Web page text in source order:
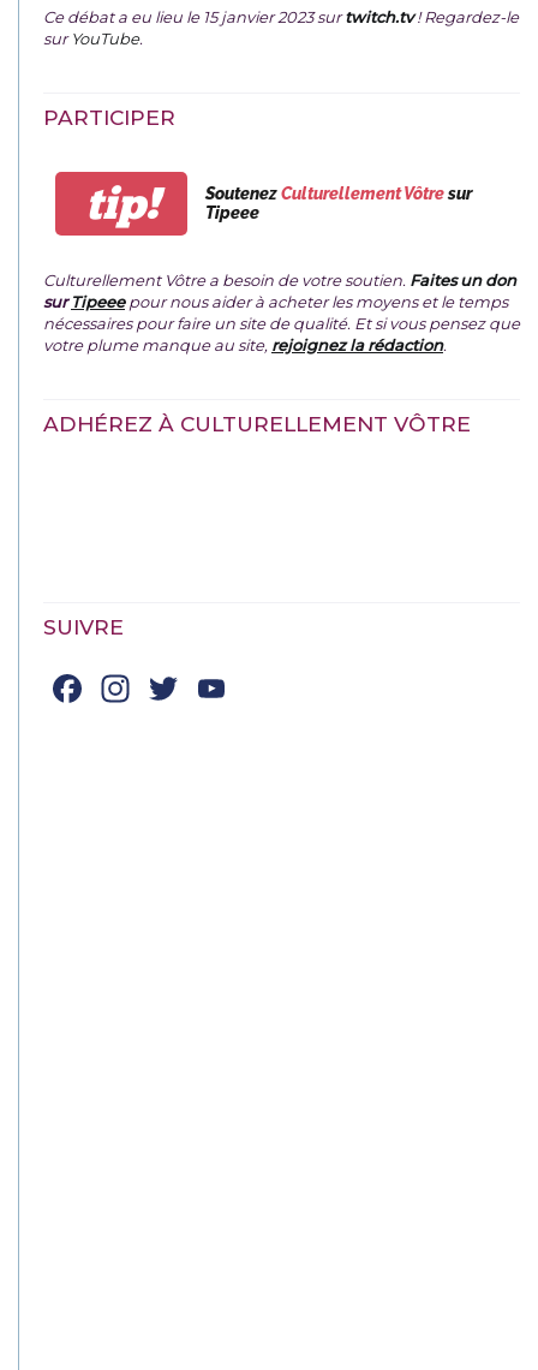
Ce débat a eu lieu le 15 janvier 2023 surtwitch.tv ! Regardez-le
surYouTube.
PARTICIPER
tip! SoutenezCulturellement Vôtresur
Tipeee
Culturellement Vôtre a besoin de votre soutien. Faites un don
surTipeeepour nous aider à acheter les moyens et le temps
nécessaires pour faire un site de qualité. Et si vous pensez que
votre plume manque au site, rejoignez la rédaction.
ADHÉREZ À CULTURELLEMENT VÔTRE
SUIVRE
Facebook
Instagram
Twitter